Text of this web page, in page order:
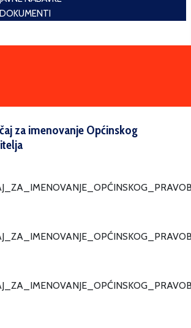
DOKUMENTI
za imenovanje Općinskog